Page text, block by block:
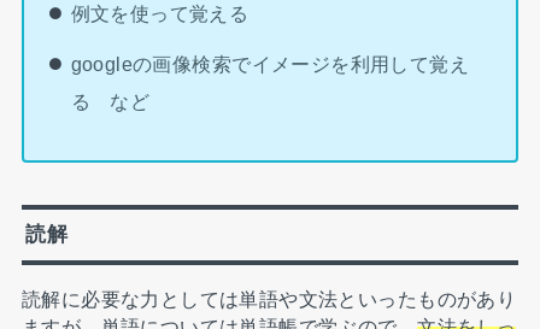
例文を使って覚える
googleの画像検索でイメージを利用して覚え
る など
読解
読解に必要な力としては単語や文法といったものがあり